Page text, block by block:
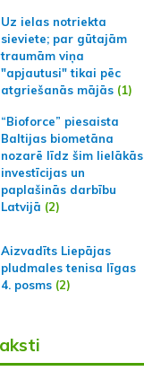
Uz ielas notriekta
sieviete; par gūtajām
traumām viņa
"apjautusi" tikai pēc
atgriešanās mājās(1)
“Bioforce” piesaista
Baltijas biometāna
nozarē līdz šim lielākās
investīcijas un
paplašinās darbību
Latvijā (2)
Aizvadīts Liepājas
pludmales tenisa līgas
4. posms(2)